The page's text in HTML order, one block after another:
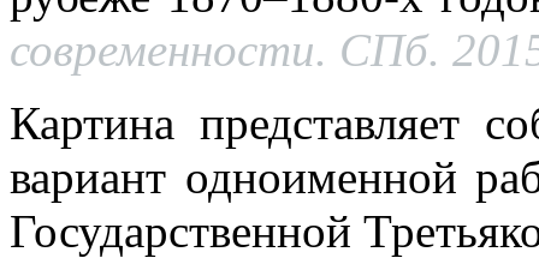
современности. СПб.
Картина представляет
вариант одноименной
Государственной